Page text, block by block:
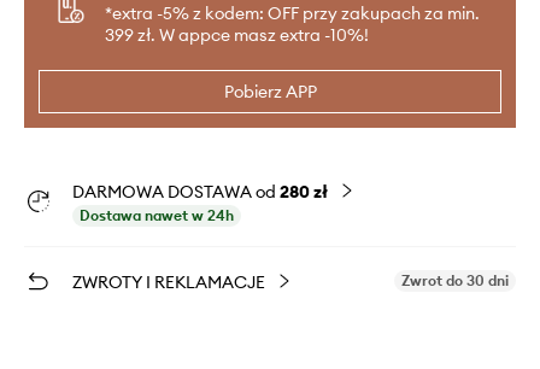
*extra -5% z kodem: OFF przy zakupach za min.
399 zł. W appce masz extra -10%!
Pobierz APP
DARMOWA DOSTAWA od 280 zł
Dostawa nawet w 24h
ZWROTY I REKLAMACJE Zwrot do 30 dni